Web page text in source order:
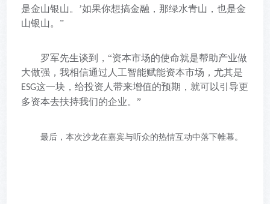
是金山银山。’如果你想搞金融，那绿水青山，也是金
山银山。”
罗军先生谈到，“资本市场的使命就是帮助产业做
大做强，我相信通过人工智能赋能资本市场，尤其是
ESG这一块，给投资人带来增值的预期，就可以引导更
多资本去扶持我们的企业。”
最后，本次沙龙在嘉宾与听众的热情互动中落下帷幕。